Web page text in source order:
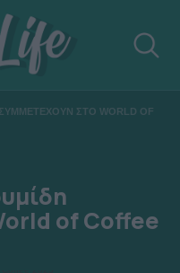
ΣΤΟ WORLD OF
of Coffee